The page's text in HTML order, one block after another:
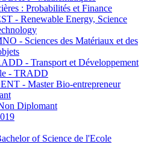
: Probabilités et Finance
- Renewable Energy, Science
- Sciences des Matériaux et des
- Transport et Développement
- TRADD
- Master Bio-entrepreneur
Diplomant
of Science de l'Ecole